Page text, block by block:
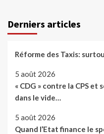
Derniers articles
Réforme des Taxis:
5 août 2026
« CDG » contre la CPS
dans le vide…
5 août 2026
Quand l’Etat finance le